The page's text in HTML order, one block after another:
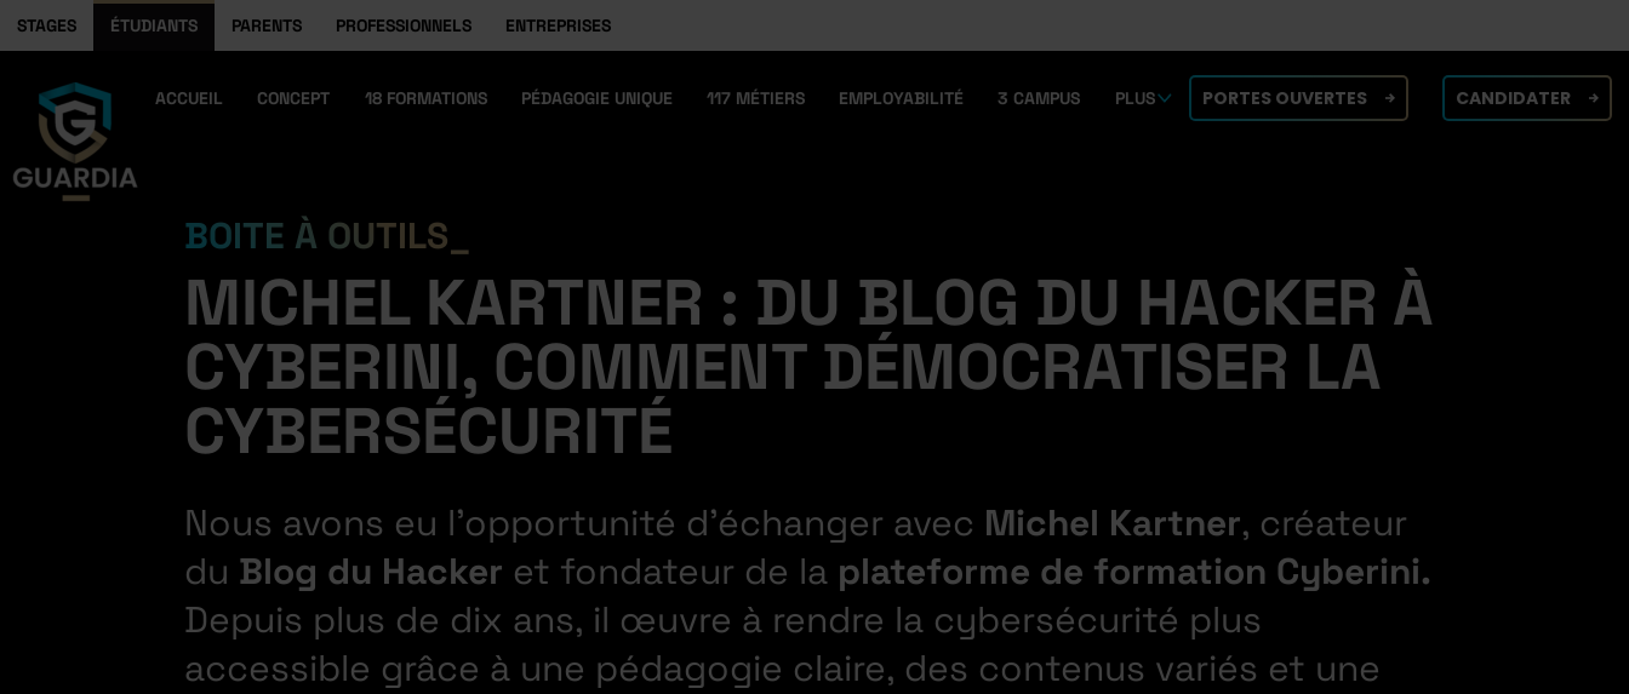
STAGES ÉTUDIANTS PARENTS PROFESSIONNELS ENTREPRISES
ACCUEIL CONCEPT 18 FORMATIONS PÉDAGOGIE UNIQUE 117 MÉTIERS EMPLOYABILITÉ 3 CAMPUS PLUS PORTES OUVERTES CANDIDATER
BOITE À OUTILS
MICHEL KARTNER : DU BLOG DU HACKER À
CYBERINI, COMMENT DÉMOCRATISER LA
CYBERSÉCURITÉ
Nous avons eu l’opportunité d’échanger avec Michel Kartner, créateur
du Blog du Hacker et fondateur de la plateforme de formation Cyberini.
Depuis plus de dix ans, il œuvre à rendre la cybersécurité plus
accessible grâce à une pédagogie claire, des contenus variés et une